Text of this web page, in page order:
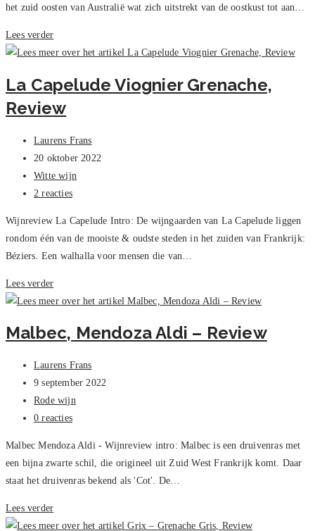
het zuid oosten van Australië wat zich uitstrekt van de oostkust tot aan…
Lees verderSouthern
Creek,
–
Review
La Capelude Viognier Grenache,
Review
Bericht
auteur:
Laurens Frans
Bericht
gepubliceerd
op:
20 oktober 2022
Berichtcategorie:
Witte wijn
Bericht
2 reacties
Wijnreview La Capelude Intro: De wijngaarden van La Capelude liggen
rondom één van de mooiste & oudste steden in het zuiden van Frankrijk:
Béziers. Een walhalla voor mensen die van…
Lees verderLa
Capelude
Grenache,
Malbec, Mendoza Aldi – Review
Bericht
auteur:
Laurens Frans
Bericht
gepubliceerd
op:
9 september 2022
Berichtcategorie:
Rode wijn
Bericht
0 reacties
Malbec Mendoza Aldi - Wijnreview intro: Malbec is een druivenras met
een bijna zwarte schil, die origineel uit Zuid West Frankrijk komt. Daar
staat het druivenras bekend als 'Cot'. De…
Lees verderMalbec,
Mendoza